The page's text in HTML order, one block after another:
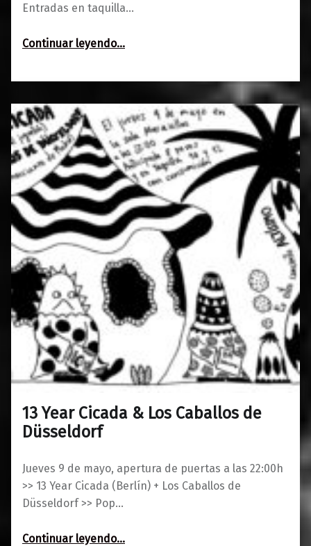
Entradas en taquilla…
Continuar leyendo“La Mafia Canalla + Los Bluescadores :: Tinglao XXI”
…
13 Year Cicada & Los Caballos de
Düsseldorf
Jueves 9 de mayo, apertura de puertas a las 22:00h
>> 13 Year Cicada (Berlín) + Los Caballos de
Düsseldorf >> Pop…
Continuar leyendo“13 Year Cicada & Los Caballos de Düsseldorf”
…
03/05/20190
Maravillas